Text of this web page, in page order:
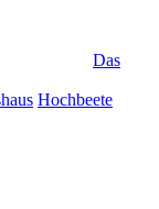
Das
Hochbeete